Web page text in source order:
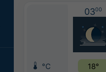
0300
°C 18°